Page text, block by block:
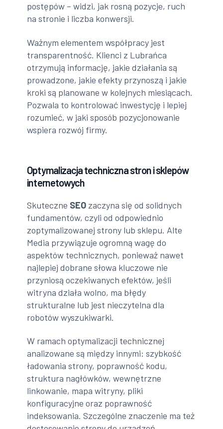
postępów – widzi, jak rosną pozycje, ruch
na stronie i liczba konwersji.
Ważnym elementem współpracy jest
transparentność. Klienci z Lubrańca
otrzymują informację, jakie działania są
prowadzone, jakie efekty przynoszą i jakie
kroki są planowane w kolejnych miesiącach.
Pozwala to kontrolować inwestycję i lepiej
rozumieć, w jaki sposób pozycjonowanie
wspiera rozwój firmy.
Optymalizacja techniczna stron i sklepów
internetowych
Skuteczne SEO zaczyna się od solidnych
fundamentów, czyli od odpowiednio
zoptymalizowanej strony lub sklepu. Alte
Media przywiązuje ogromną wagę do
aspektów technicznych, ponieważ nawet
najlepiej dobrane słowa kluczowe nie
przyniosą oczekiwanych efektów, jeśli
witryna działa wolno, ma błędy
strukturalne lub jest nieczytelna dla
robotów wyszukiwarki.
W ramach optymalizacji technicznej
analizowane są między innymi: szybkość
ładowania strony, poprawność kodu,
struktura nagłówków, wewnętrzne
linkowanie, mapa witryny, pliki
konfiguracyjne oraz poprawność
indeksowania. Szczególne znaczenie ma też